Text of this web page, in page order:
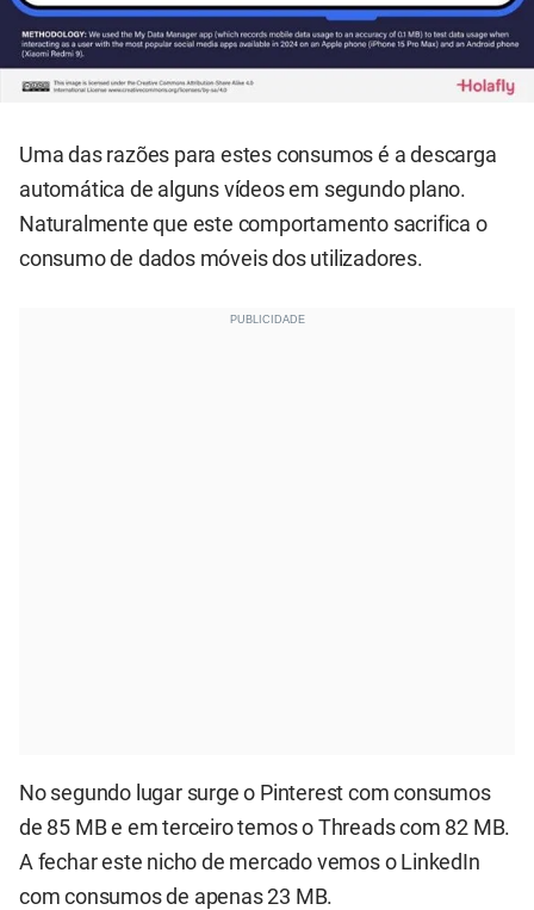
Uma das razões para estes consumos é a descarga
automática de alguns vídeos em segundo plano.
Naturalmente que este comportamento sacrifica o
consumo de dados móveis dos utilizadores.
No segundo lugar surge o Pinterest com consumos
de 85 MB e em terceiro temos o Threads com 82 MB.
A fechar este nicho de mercado vemos o LinkedIn
com consumos de apenas 23 MB.